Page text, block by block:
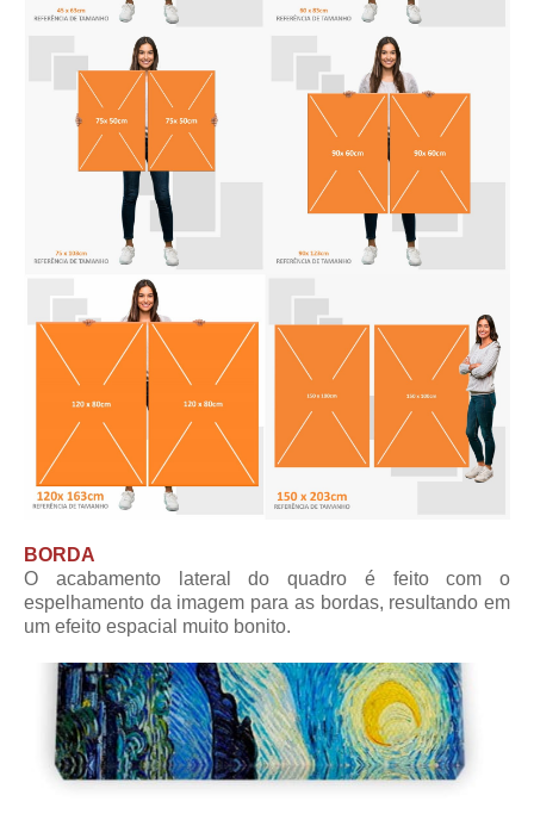
BORDA
O acabamento lateral do quadro é feito com o
espelhamento da imagem para as bordas, resultando em
um efeito espacial muito bonito.